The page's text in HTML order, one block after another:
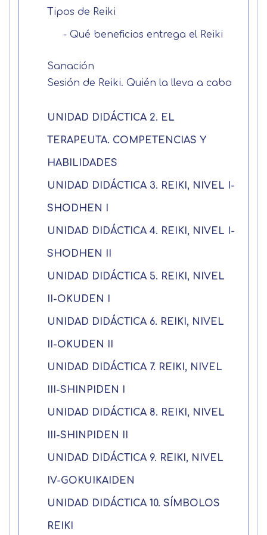
Tipos de Reiki
- Qué beneficios entrega el Reiki
Sanación
Sesión de Reiki. Quién la lleva a cabo
UNIDAD DIDÁCTICA 2. EL
TERAPEUTA. COMPETENCIAS Y
HABILIDADES
UNIDAD DIDÁCTICA 3. REIKI, NIVEL I-
SHODHEN I
UNIDAD DIDÁCTICA 4. REIKI, NIVEL I-
SHODHEN II
UNIDAD DIDÁCTICA 5. REIKI, NIVEL
II-OKUDEN I
UNIDAD DIDÁCTICA 6. REIKI, NIVEL
II-OKUDEN II
UNIDAD DIDÁCTICA 7. REIKI, NIVEL
III-SHINPIDEN I
UNIDAD DIDÁCTICA 8. REIKI, NIVEL
III-SHINPIDEN II
UNIDAD DIDÁCTICA 9. REIKI, NIVEL
IV-GOKUIKAIDEN
UNIDAD DIDÁCTICA 10. SÍMBOLOS
REIKI
Solicitar
información
Apellido
Teléfono
Solicitar
información
Nombre
Apellidos
Telefono
Información básica sobre Protección
de Datos . Haz clic aquí
Responsable EUROINNOVA
BUSINESS SCHOOL, S.L. Finalidad
Información académica y comercial
Centro de
preferencia de
privacidad
Utilizamos cookies propias y de terceros
relacionados con tus preferencias,
mediante el análisis de tus hábitos de
navegación. En caso de que rechace las
cookies, no podremos asegurarle el